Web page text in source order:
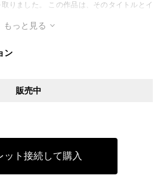
りました。 この作品は、そのタイトルとイ
れは、外には見えない、私の心の中に降り続
。ある日を境に、私の心は常に雨模様。湿り
。それでも、この激しい雨の中から、私は晴
、過去に受けた心の致命傷を象徴し、今も癒
もっと見る
ン
販売中
ット接続して購入